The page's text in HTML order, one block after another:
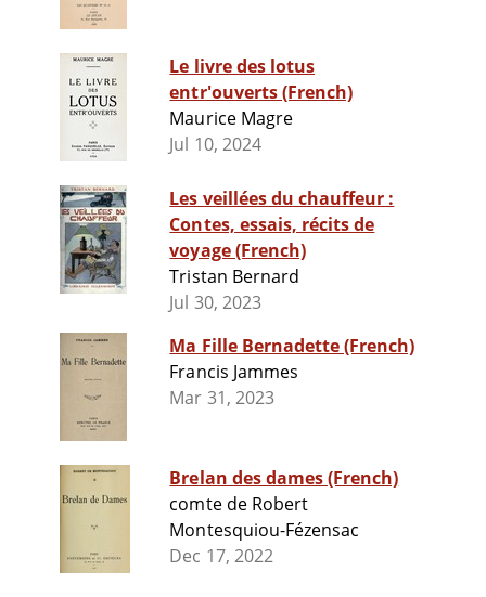
Le livre des lotus
entr'ouverts (French)
Maurice Magre
Jul 10, 2024
Les veillées du chauffeur :
Contes, essais, récits de
voyage (French)
Tristan Bernard
Jul 30, 2023
Ma Fille Bernadette (French)
Francis Jammes
Mar 31, 2023
Brelan des dames (French)
comte de Robert
Montesquiou-Fézensac
Dec 17, 2022